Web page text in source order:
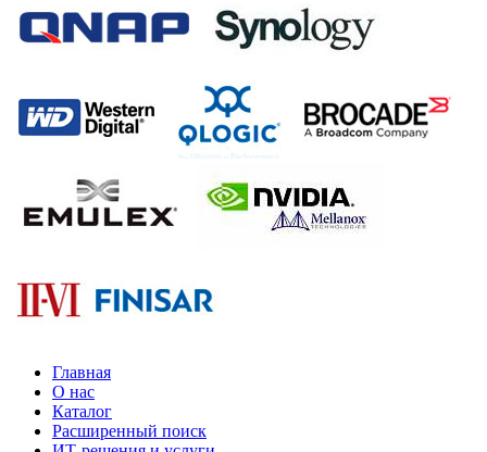
Главная
О нас
Каталог
Расширенный поиск